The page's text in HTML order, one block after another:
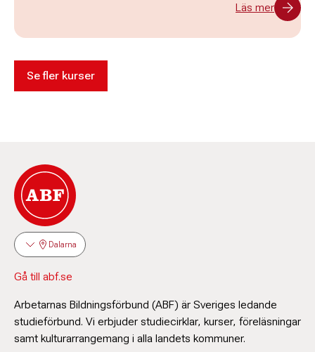
Läs mer
Se fler kurser
Dalarna
Gå till abf.se
Arbetarnas Bildningsförbund (ABF) är Sveriges ledande
studieförbund. Vi erbjuder studiecirklar, kurser, föreläsningar
samt kulturarrangemang i alla landets kommuner.